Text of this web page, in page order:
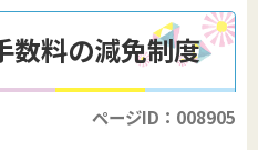
数料の減免制度
ページID：008905